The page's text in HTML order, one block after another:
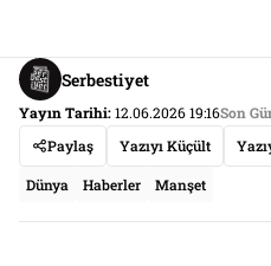
Serbestiyet
Yayın Tarihi:12.06.2026 19:16Son
Paylaş
Yazıyı Küçült
Dünya Haberler Manşet